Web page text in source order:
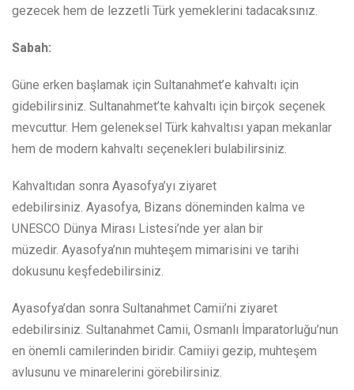
gezecek hem de lezzetli Türk yemeklerini tadacaksınız.
Sabah:
Güne erken başlamak için Sultanahmet’e kahvaltı için
gidebilirsiniz. Sultanahmet’te kahvaltı için birçok seçenek
mevcuttur. Hem geleneksel Türk kahvaltısı yapan mekanlar
hem de modern kahvaltı seçenekleri bulabilirsiniz.
Kahvaltıdan sonra Ayasofya’yı ziyaret
edebilirsiniz. Ayasofya, Bizans döneminden kalma ve
UNESCO Dünya Mirası Listesi’nde yer alan bir
müzedir. Ayasofya’nın muhteşem mimarisini ve tarihi
dokusunu keşfedebilirsiniz.
Ayasofya’dan sonra Sultanahmet Camii’ni ziyaret
edebilirsiniz. Sultanahmet Camii, Osmanlı İmparatorluğu’nun
en önemli camilerinden biridir. Camiiyi gezip, muhteşem
avlusunu ve minarelerini görebilirsiniz.